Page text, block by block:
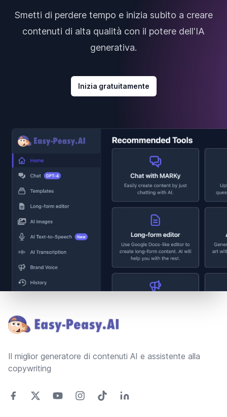
Smetti di perdere tempo e inizia subito a creare
contenuti di alta qualità con il potere dell'IA
generativa.
Inizia gratuitamente
Il miglior generatore di contenuti AI e assistente alla
copywriting